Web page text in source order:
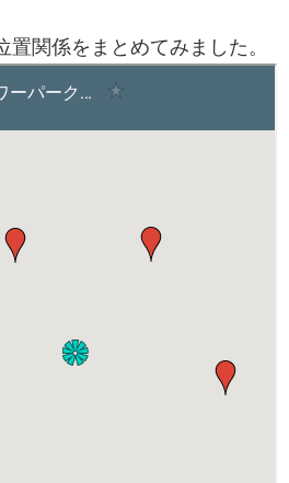
関係をまとめてみました。